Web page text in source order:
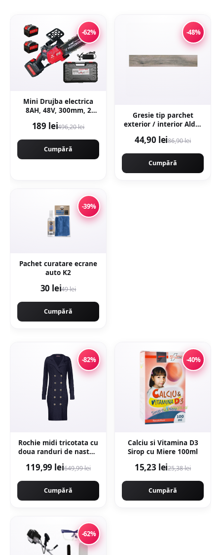
-62%
Mini Drujba electrica
8AH, 48V, 300mm, 2
ungere automata,
CMP1756
189 lei496,20 lei
Cumpără
-48%
Gresie tip parchet
exterior / interior Alder
portelanata
44,90 lei86,90 lei
Cumpără
-39%
Pachet curatare ecrane
auto K2
30 lei49 lei
Cumpără
-82%
Rochie midi tricotata cu
doua randuri de nasturi
119,99 lei649,99 lei
Cumpără
-40%
Calciu si Vitamina D3
Sirop cu Miere 100ml
15,23 lei25,38 lei
Cumpără
-62%